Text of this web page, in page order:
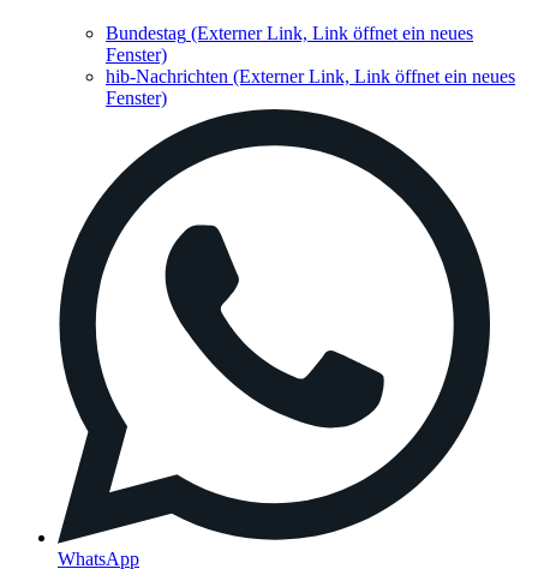
Bundestag (Externer Link, Link öffnet ein neues
Fenster)
hib-Nachrichten (Externer Link, Link öffnet ein neues
Fenster)
WhatsApp